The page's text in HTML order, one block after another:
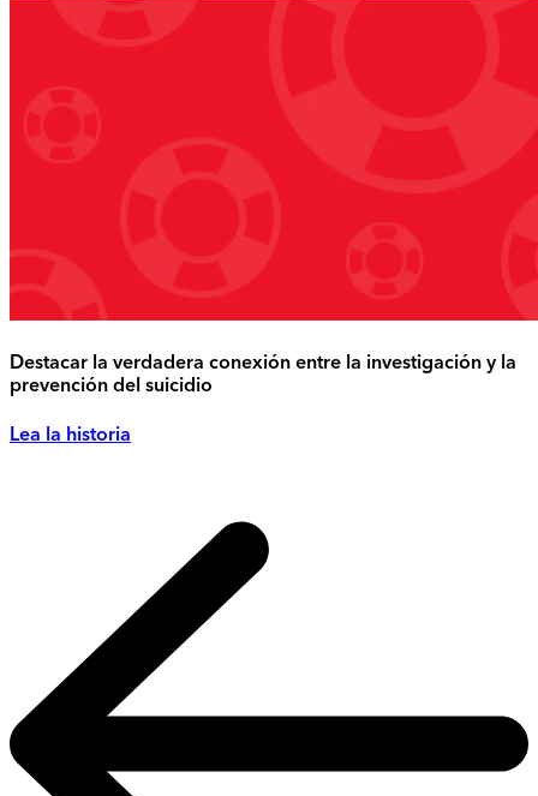
Destacar la verdadera conexión entre la investigación y la
prevención del suicidio
Lea la historia